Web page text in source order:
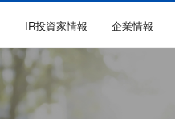
IR投資家情報 企業情報